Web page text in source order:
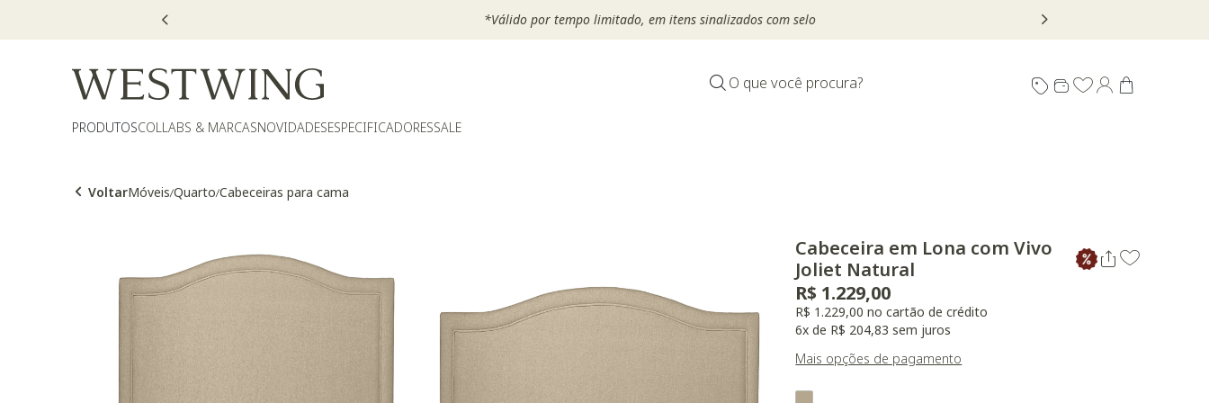
*Válido por tempo limitado, em itens sinalizados com selo
O que você procura?
PRODUTOSCOLLABS & MARCASNOVIDADESESPECIFICADORESSALE
VoltarMóveis/Quarto/Cabeceiras para cama
Cabeceira em Lona com Vivo
Joliet Natural
R$ 1.229,00
R$ 1.229,00 no cartão de crédito
6x de R$ 204,83 sem juros
Mais opções de pagamento